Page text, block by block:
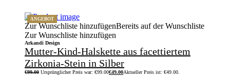
ANGEBOT
Zur Wunschliste hinzufügenBereits auf der Wunschliste
Zur Wunschliste hinzufügen
Arkandi Design
Mutter-Kind-Halskette aus facettiertem
Zirkonia-Stein in Silber
€99.00 Ursprünglicher Preis war: €99.00€49.00Aktueller Preis ist: €49.00.